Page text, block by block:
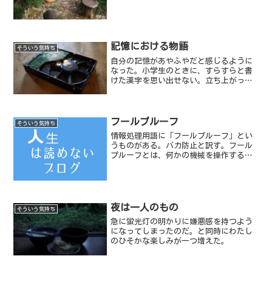
そういう気持ち 記憶における物語
自分の記憶があやふやだと感じるように
なった。小学生のときに、すらすらと書
けた漢字を思い出せない。立ち上がった
そういう気持ち フールプルーフ
情報処理用語に「フールプルーフ」とい
うものがある。バカ防止と訳す。フール
プルーフとは、何かの機械を操作する人
そういう気持ち 夜は一人のもの
急に蛍光灯の明かりに嫌悪感を持つよう
になってしまったのだ。と同時にわたし
のひそかな楽しみが一つ増えた。